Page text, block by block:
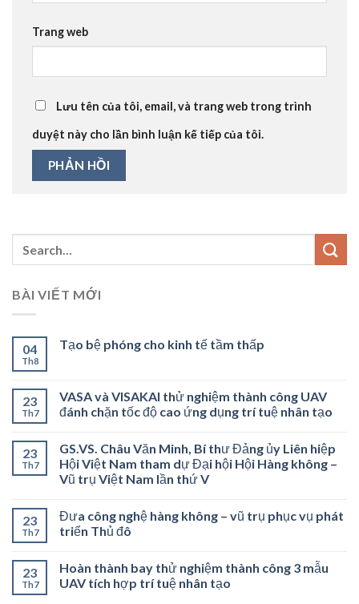
Trang web
Lưu tên của tôi, email, và trang web trong trình
duyệt này cho lần bình luận kế tiếp của tôi.
BÀI VIẾT MỚI
04
Th8
Tạo bệ phóng cho kinh tế tầm thấp
23
Th7
VASA và VISAKAI thử nghiệm thành công UAV
đánh chặn tốc độ cao ứng dụng trí tuệ nhân tạo
23
Th7
GS.VS. Châu Văn Minh, Bí thư Đảng ủy Liên hiệp
Hội Việt Nam tham dự Đại hội Hội Hàng không –
Vũ trụ Việt Nam lần thứ V
23
Th7
Đưa công nghệ hàng không – vũ trụ phục vụ phát
triển Thủ đô
23
Th7
Hoàn thành bay thử nghiệm thành công 3 mẫu
UAV tích hợp trí tuệ nhân tạo